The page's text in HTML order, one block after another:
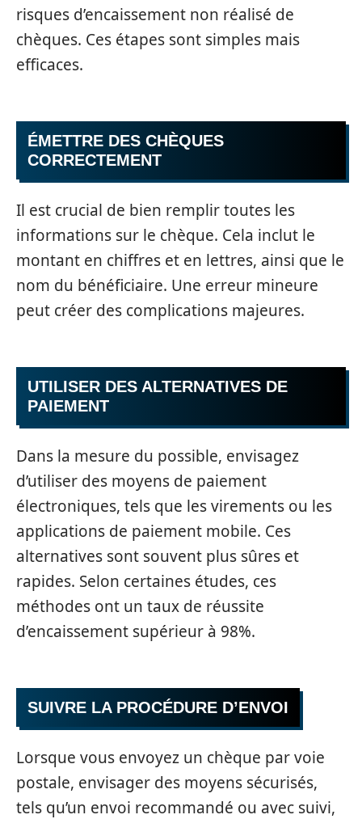
risques d’encaissement non réalisé de
chèques. Ces étapes sont simples mais
efficaces.
ÉMETTRE DES CHÈQUES
CORRECTEMENT
Il est crucial de bien remplir toutes les
informations sur le chèque. Cela inclut le
montant en chiffres et en lettres, ainsi que le
nom du bénéficiaire. Une erreur mineure
peut créer des complications majeures.
UTILISER DES ALTERNATIVES DE
PAIEMENT
Dans la mesure du possible, envisagez
d’utiliser des moyens de paiement
électroniques, tels que les virements ou les
applications de paiement mobile. Ces
alternatives sont souvent plus sûres et
rapides. Selon certaines études, ces
méthodes ont un taux de réussite
d’encaissement supérieur à 98%.
SUIVRE LA PROCÉDURE D’ENVOI
Lorsque vous envoyez un chèque par voie
postale, envisager des moyens sécurisés,
tels qu’un envoi recommandé ou avec suivi,